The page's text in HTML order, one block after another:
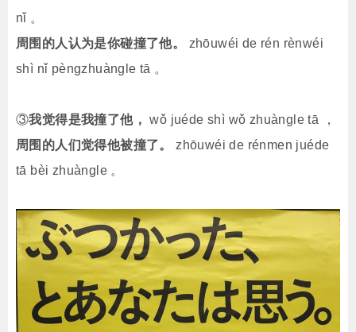
nǐ 。
周围的人认为是你碰撞了他。
zhōuwéi de rén rènwéi
shì nǐ pèngzhuàngle tā 。
③我觉得是我撞了他，wǒ juéde shì wǒ zhuàngle tā ，
周围的人们觉得他被撞了。
zhōuwéi de rénmen juéde
tā bèi zhuàngle 。